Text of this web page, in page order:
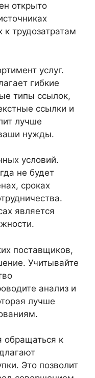
открыто
трудозатратам
услуг.
гибкие
типы ссылок,
ссылки и
лучше
нужды.
условий.
не будет
сроках
является
поставщиков,
Учитывайте
анализ и
лучше
обращаться к
Это позволит